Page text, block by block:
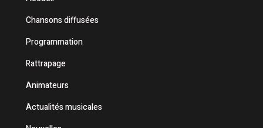
Chansons diffusées
Programmation
Rattrapage
Animateurs
Actualités musicales